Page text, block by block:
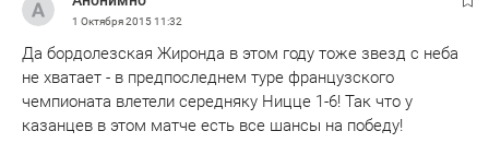
1 Октября 201511:32
Да бордолезская Жиронда в этом году тоже звезд с неба
не хватает - в предпоследнем туре французского
чемпионата влетели середняку Ницце 1-6! Так что у
казанцев в этом матче есть все шансы на победу!